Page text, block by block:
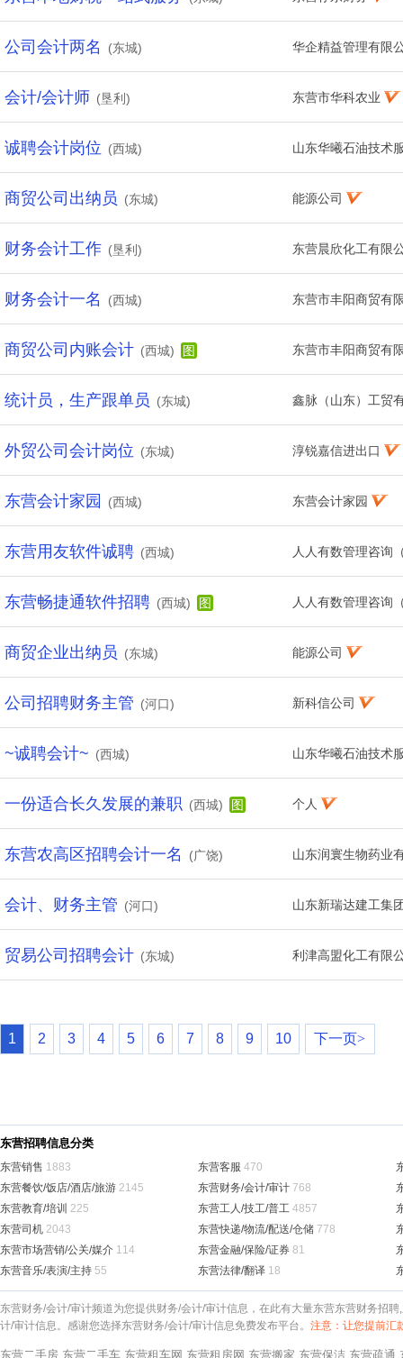
公司会计两名 (东城) 华企精益管理有限
会计/会计师 (垦利) 东营市华科农业
诚聘会计岗位 (西城) 山东华曦石油技术
商贸公司出纳员 (东城) 能源公司
财务会计工作 (垦利) 东营晨欣化工有限
财务会计一名 (西城) 东营市丰阳商贸有
商贸公司内账会计 (西城) 图 东营市丰阳商贸有
统计员，生产跟单员 (东城) 鑫脉（山东）工贸
外贸公司会计岗位 (东城) 淳锐嘉信进出口
东营会计家园 (西城) 东营会计家园
东营用友软件诚聘 (西城) 人人有数管理咨询
东营畅捷通软件招聘 (西城) 图 人人有数管理咨询
商贸企业出纳员 (东城) 能源公司
公司招聘财务主管 (河口) 新科信公司
~诚聘会计~ (西城) 山东华曦石油技术
一份适合长久发展的兼职 (西城) 图 个人
东营农高区招聘会计一名 (广饶) 山东润寰生物药业
会计、财务主管 (河口) 山东新瑞达建工集
贸易公司招聘会计 (东城) 利津高盟化工有限
1 2 3 4 5 6 7 8 9 10 下一页>
东营招聘信息分类
东营销售 1883 东营客服 470
东营餐饮/饭店/酒店/旅游 2145 东营财务/会计/审计 768
东营教育/培训 225 东营工人/技工/普工 4857
东营司机 2043 东营快递/物流/配送/仓储 778
东营市场营销/公关/媒介 114 东营金融/保险/证券 81
东营音乐/表演/主持 55 东营法律/翻译 18
东营财务/会计/审计频道为您提供财务/会计/审计信息，在此有大量东营东营财务招
计/审计信息。感谢您选择东营财务/会计/审计信息免费发布平台。 注意：让您提前汇
东营二手房 东营二手车 东营租车网 东营租房网 东营搬家 东营保洁 东营疏通